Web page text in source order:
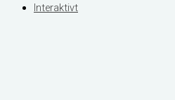
Interaktivt